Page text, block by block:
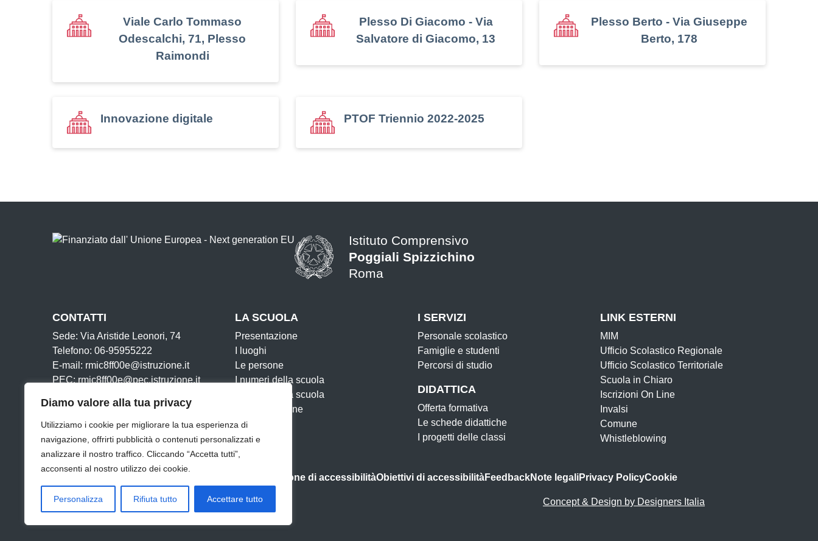
Diamo valore alla tua privacy
Utilizziamo i cookie per migliorare la tua esperienza di
navigazione, offrirti pubblicità o contenuti personalizzati e
analizzare il nostro traffico. Cliccando “Accetta tutti”,
acconsenti al nostro utilizzo dei cookie.
Personalizza Rifiuta tutto Accettare tutto
Viale Carlo Tommaso
Odescalchi, 71, Plesso
Raimondi
Plesso Di Giacomo - Via
Salvatore di Giacomo, 13
Plesso Berto - Via Giuseppe
Berto, 178
Innovazione digitale PTOF Triennio 2022-2025
Istituto Comprensivo
Poggiali Spizzichino
Roma
CONTATTI
Sede: Via Aristide Leonori, 74
Telefono: 06-95955222
E-mail: rmic8ff00e@istruzione.it
PEC: rmic8ff00e@pec.istruzione.it
Cod. Mecc: RMIC8FF00E
Cod. Fisc: 97712300587
Iban:
IT76Z0569603211000008612X80
LA SCUOLA
Presentazione
I luoghi
Le persone
I numeri della scuola
Le carte della scuola
Organizzazione
La storia
I SERVIZI
Personale scolastico
Famiglie e studenti
Percorsi di studio
DIDATTICA
Offerta formativa
Le schede didattiche
I progetti delle classi
LINK ESTERNI
MIM
Ufficio Scolastico Regionale
Ufficio Scolastico Territoriale
Scuola in Chiaro
Iscrizioni On Line
Invalsi
Comune
Whistleblowing
Dichiarazione di accessibilitàObiettivi di accessibilitàFeedbackNote legaliPrivacy PolicyCookie
Concept & Design by Designers Italia